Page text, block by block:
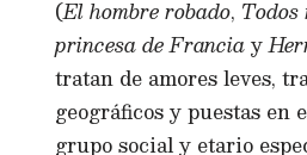
(El hombre robado, Todos
princesa de Franciay
tratan de amores leves,
geográficos y puestas en
grupo social y etario